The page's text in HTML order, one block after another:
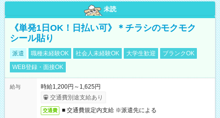
未読
《単発1日OK！日払い可》＊チラシのモクモク
シール貼り
派遣 職種未経験OK 社会人未経験OK 大学生歓迎
ブランクOK
WEB登録・面接OK
給与
時給1,200円～1,625円
交通費別途支給あり
交通費 ■ 交通費規定内支給 ※派遣先による